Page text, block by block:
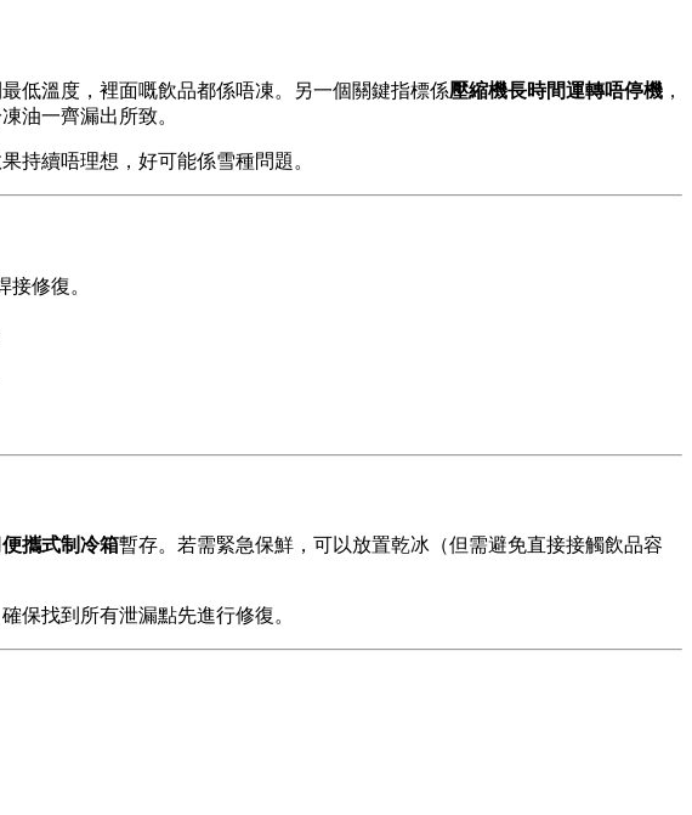
低溫度，裡面嘅飲品都係唔凍。另一個關鍵指標係壓縮機長時間運轉唔停機 ，
油一齊漏出所致。
持續唔理想，好可能係雪種問題。
接修復。
便攜式制冷箱暫存。若需緊急保鮮，可以放置乾冰（但需避免直接接觸飲品容
保找到所有泄漏點先進行修復。